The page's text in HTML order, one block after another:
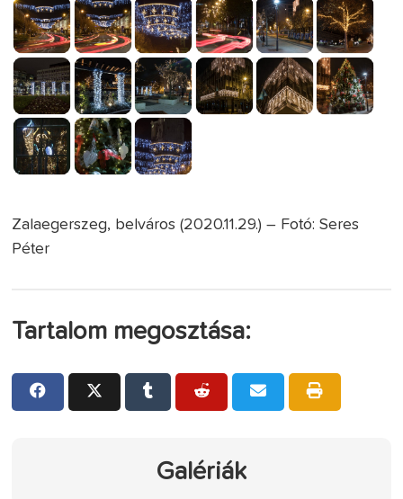
Zalaegerszeg, belváros (2020.11.29.) – Fotó: Seres
Péter
Tartalom megosztása:
Galériák